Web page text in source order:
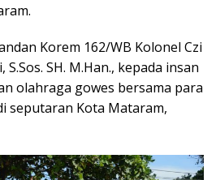
Korem 162/WB Kolonel Czi
S.Sos. SH. M.Han., kepada insan
olahraga gowes bersama para
seputaran Kota Mataram,